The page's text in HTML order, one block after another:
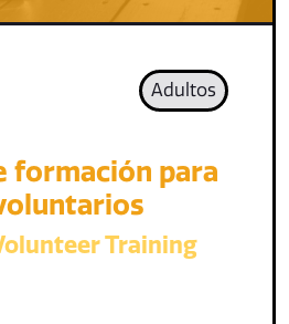
Adultos
formación para
Training